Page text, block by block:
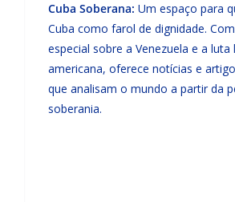
Cuba Soberana: Um espaço para
Cuba como farol de dignidade.
especial sobre a Venezuela e a luta
americana, oferece notícias e
que analisam o mundo a partir da
soberania.